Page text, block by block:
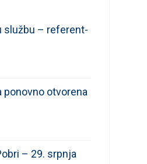
službu – referent-
ponovno otvorena
– 29. srpnja